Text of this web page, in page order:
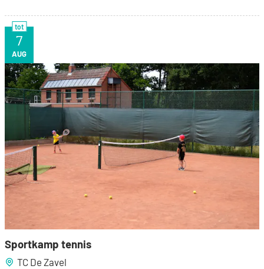
tot
VR
7
AUG
Sportkamp tennis
Sportkamp tennis
TC De Zavel